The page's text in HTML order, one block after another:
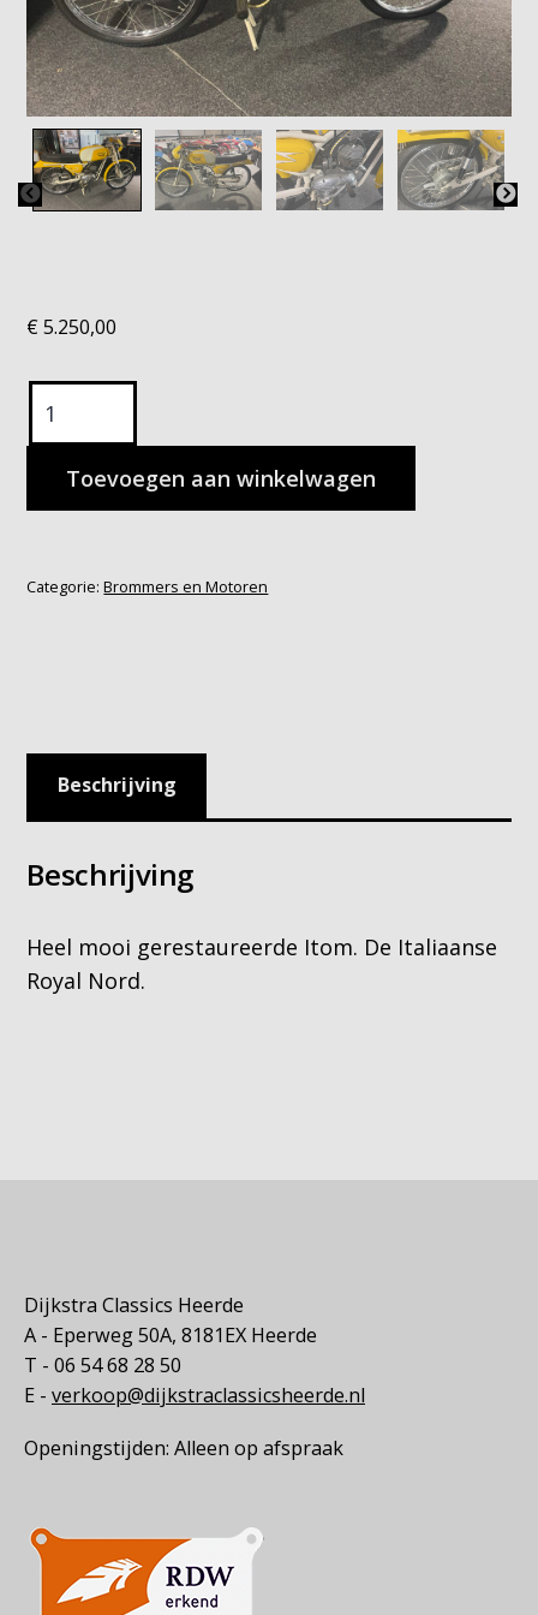
€ 5.250,00
Astor
hoeveelheid
Toevoegen aan winkelwagen
Categorie:Brommers en Motoren
Beschrijving
Beschrijving
Heel mooi gerestaureerde Itom. De Italiaanse
Royal Nord.
Dijkstra Classics Heerde
A - Eperweg 50A, 8181EX Heerde
T - 06 54 68 28 50
E - verkoop@dijkstraclassicsheerde.nl
Openingstijden: Alleen op afspraak